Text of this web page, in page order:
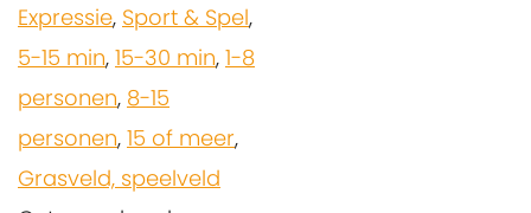
Expressie, Sport & Spel,
5-15 min, 15-30 min, 1-8
personen, 8-15
personen, 15 of meer,
Grasveld, speelveld